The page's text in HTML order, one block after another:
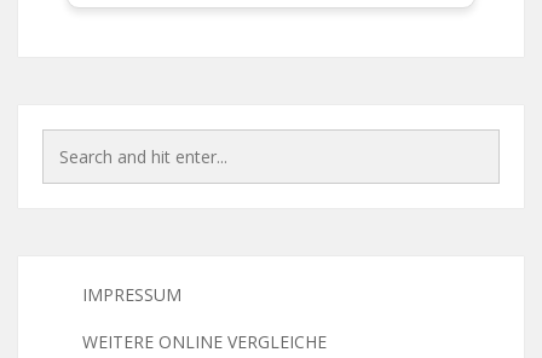
IMPRESSUM
WEITERE ONLINE VERGLEICHE